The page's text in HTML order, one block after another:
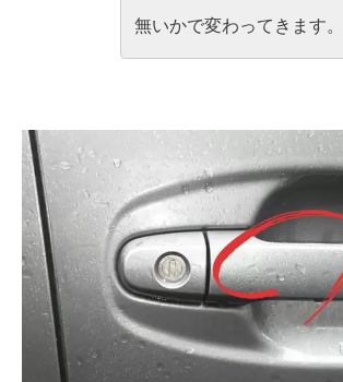
無いかで変わってきます。